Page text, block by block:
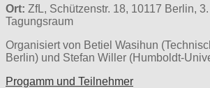
Ort: ZfL, Schützenstr. 18, 10117 Berlin,
Tagungsraum
Organisiert von Betiel Wasihun
Berlin) und Stefan Willer (Humboldt-
Progamm und Teilnehmer